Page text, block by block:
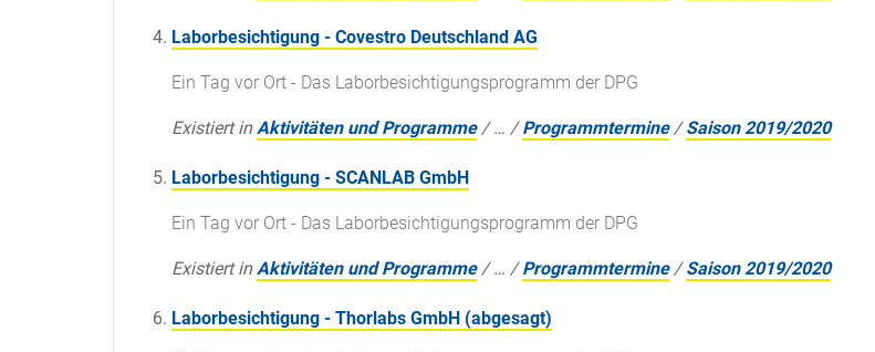
Laborbesichtigung - Covestro Deutschland AG
Ein Tag vor Ort - Das Laborbesichtigungsprogramm der DPG
Existiert in Aktivitäten und Programme /… /Programmtermine /Saison 2019/2020
Laborbesichtigung - SCANLAB GmbH
Ein Tag vor Ort - Das Laborbesichtigungsprogramm der DPG
Existiert in Aktivitäten und Programme /… /Programmtermine /Saison 2019/2020
Laborbesichtigung - Thorlabs GmbH (abgesagt)